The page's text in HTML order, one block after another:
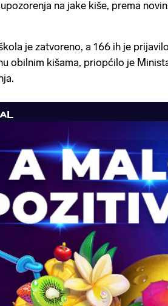
na jake kiše, prema
je zatvoreno, a 166 ih je
obilnim kišama, priopćilo je